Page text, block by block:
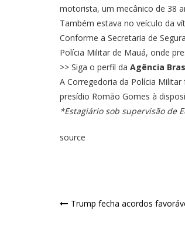
motorista, um mecânico de 38
Também estava no veículo da
Conforme a Secretaria de
Polícia Militar de Mauá, onde
>> Siga o perfil da Agência
A Corregedoria da Polícia
presídio Romão Gomes à
*Estagiário sob supervisão de
source
Trump fecha acordos